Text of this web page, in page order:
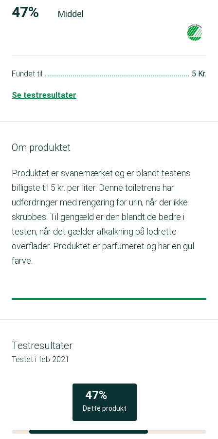
47% Middel
Fundet til 5 Kr.
Se testresultater
Om produktet
Produktet er svanemærket og er blandt testens
billigste til 5 kr. per liter. Denne toiletrens har
udfordringer med rengøring for urin, når der ikke
skrubbes. Til gengæld er den blandt de bedre i
testen, når det gælder afkalkning på lodrette
overflader. Produktet er parfumeret og har en gul
farve.
Testresultater
Testet i feb 2021
Dette produkt
47%